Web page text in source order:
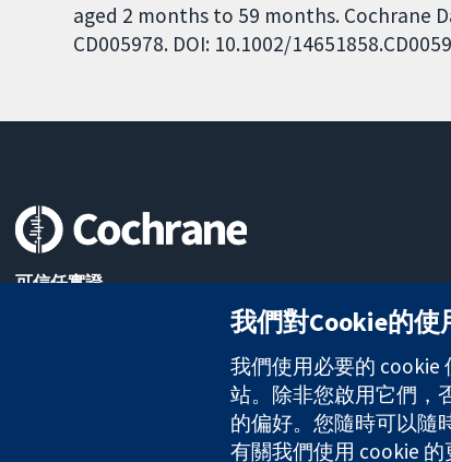
aged 2 months to 59 months. Cochrane
CD005978. DOI: 10.1002/
可信任實證
The Cochrane Collaboration is a charity (no. 1045921) and
我們對Cookie的使
我們使用必要的 cookie
站。除非您啟用它們，
的偏好。您隨時可以隨
有關我們使用 cookie